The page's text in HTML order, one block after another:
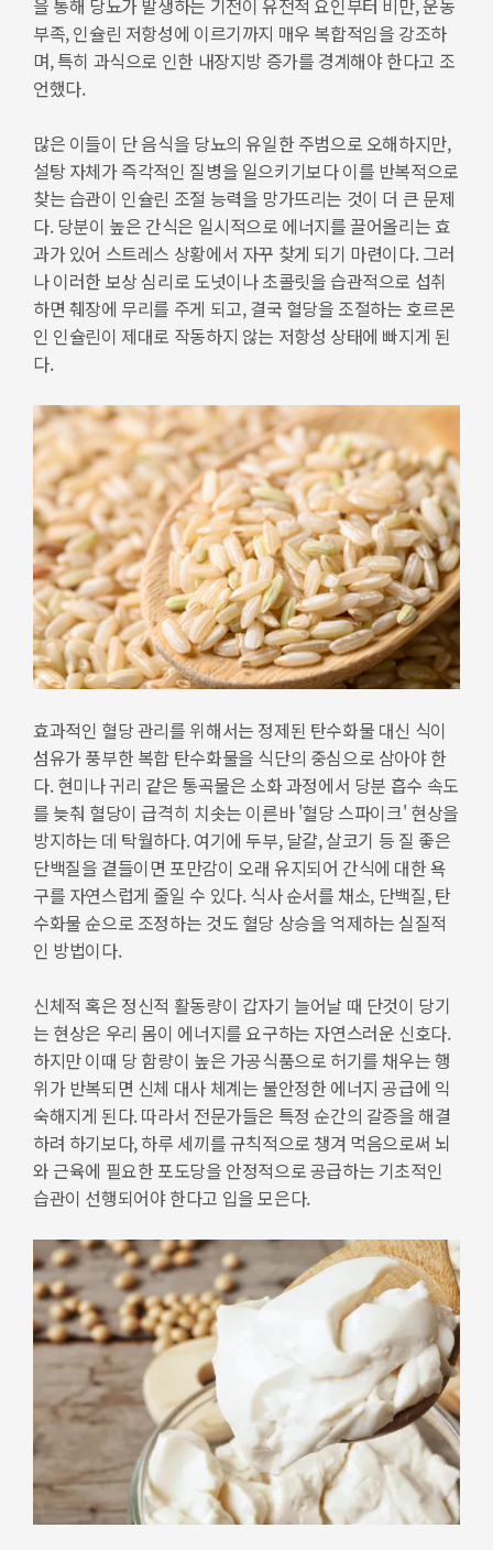
부족, 인슐린 저항성에 이르기까지 매우 복합적임을 강조하
며, 특히 과식으로 인한 내장지방 증가를 경계해야 한다고 조
언했다.
많은 이들이 단 음식을 당뇨의 유일한 주범으로 오해하지만,
설탕 자체가 즉각적인 질병을 일으키기보다 이를 반복적으로
찾는 습관이 인슐린 조절 능력을 망가뜨리는 것이 더 큰 문제
다. 당분이 높은 간식은 일시적으로 에너지를 끌어올리는 효
과가 있어 스트레스 상황에서 자꾸 찾게 되기 마련이다. 그러
나 이러한 보상 심리로 도넛이나 초콜릿을 습관적으로 섭취
하면 췌장에 무리를 주게 되고, 결국 혈당을 조절하는 호르몬
인 인슐린이 제대로 작동하지 않는 저항성 상태에 빠지게 된
다.
효과적인 혈당 관리를 위해서는 정제된 탄수화물 대신 식이
섬유가 풍부한 복합 탄수화물을 식단의 중심으로 삼아야 한
다. 현미나 귀리 같은 통곡물은 소화 과정에서 당분 흡수 속도
를 늦춰 혈당이 급격히 치솟는 이른바 '혈당 스파이크' 현상을
방지하는 데 탁월하다. 여기에 두부, 달걀, 살코기 등 질 좋은
단백질을 곁들이면 포만감이 오래 유지되어 간식에 대한 욕
구를 자연스럽게 줄일 수 있다. 식사 순서를 채소, 단백질, 탄
수화물 순으로 조정하는 것도 혈당 상승을 억제하는 실질적
인 방법이다.
신체적 혹은 정신적 활동량이 갑자기 늘어날 때 단것이 당기
는 현상은 우리 몸이 에너지를 요구하는 자연스러운 신호다.
하지만 이때 당 함량이 높은 가공식품으로 허기를 채우는 행
위가 반복되면 신체 대사 체계는 불안정한 에너지 공급에 익
숙해지게 된다. 따라서 전문가들은 특정 순간의 갈증을 해결
하려 하기보다, 하루 세끼를 규칙적으로 챙겨 먹음으로써 뇌
와 근육에 필요한 포도당을 안정적으로 공급하는 기초적인
습관이 선행되어야 한다고 입을 모은다.